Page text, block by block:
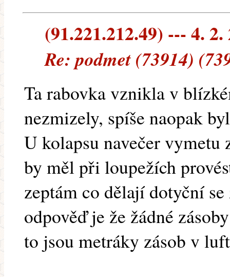
(91.221.212.49) --- 4. 2.
Re: podmet (73914)
Ta rabovka vznikla v
nezmizely, spíše naopak
U kolapsu navečer
by měl při loupežích
zeptám co dělají dotyční
odpověď je že žádné
to jsou metráky zásob v